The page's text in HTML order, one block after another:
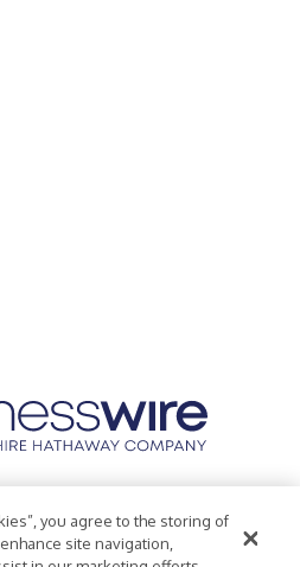
Accessibility Statement
you agree to the storing of
site navigation,